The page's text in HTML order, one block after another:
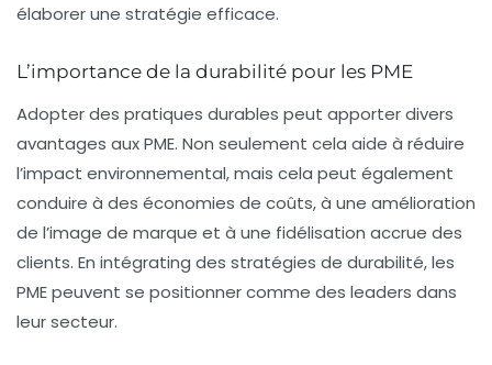
élaborer une stratégie efficace.
L’importance de la durabilité pour les PME
Adopter des pratiques durables peut apporter divers
avantages aux PME. Non seulement cela aide à réduire
l’impact environnemental, mais cela peut également
conduire à des économies de coûts, à une amélioration
de l’image de marque et à une fidélisation accrue des
clients. En intégrating des stratégies de durabilité, les
PME peuvent se positionner comme des leaders dans
leur secteur.